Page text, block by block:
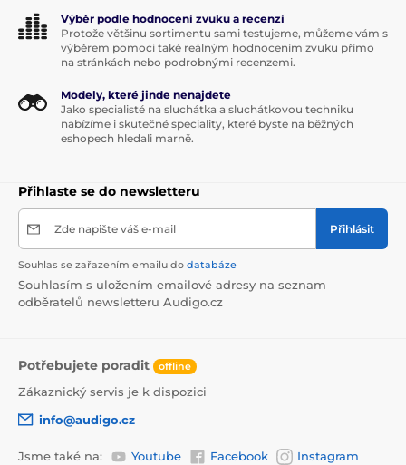
Výběr podle hodnocení zvuku a recenzí
Protože většinu sortimentu sami testujeme, můžeme vám s
výběrem pomoci také reálným hodnocením zvuku přímo
na stránkách nebo podrobnými recenzemi.
Modely, které jinde nenajdete
Jako specialisté na sluchátka a sluchátkovou techniku
nabízíme i skutečné speciality, které byste na běžných
eshopech hledali marně.
Přihlaste se do newsletteru
Zde napište váš e-mail Přihlásit
Souhlas se zařazením emailu do databáze
Souhlasím s uložením emailové adresy na seznam
odběratelů newsletteru Audigo.cz
Potřebujete poradit offline
Zákaznický servis je k dispozici
info@audigo.cz
Jsme také na: Youtube Facebook Instagram